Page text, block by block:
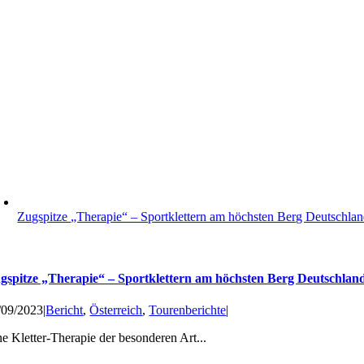
Zugspitze „Therapie“ – Sport­klettern am höch­sten Berg
„Therapie“ – Sport­klettern am höch­sten Berg
2023|Bericht,Österreich,Tourenberichte|
Kletter-Therapie der besonderen Art...